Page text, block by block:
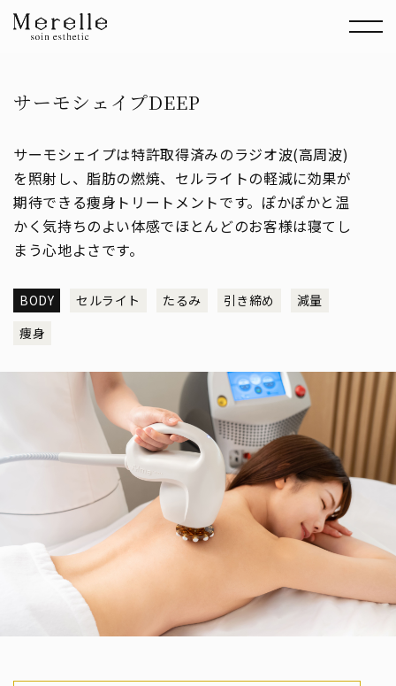
サーモシェイプDEEP
サーモシェイプは特許取得済みのラジオ波(高周波)
を照射し、脂肪の燃焼、セルライトの軽減に効果が
期待できる痩身トリートメントです。ぽかぽかと温
かく気持ちのよい体感でほとんどのお客様は寝てし
まう心地よさです。
BODY セルライト たるみ 引き締め
減量
痩身